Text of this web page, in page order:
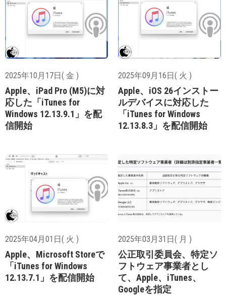
2025年10月17日( 金 )
Apple、iPad Pro (M5)に対
応した「iTunes for
Windows 12.13.9.1」を配
信開始
2025年09月16日( 火 )
Apple、iOS 26インストー
ルデバイスに対応した
「iTunes for Windows
12.13.8.3」を配信開始
2025年04月01日( 火 )
Apple、Microsoft Storeで
「iTunes for Windows
12.13.7.1」を配信開始
2025年03月31日( 月 )
公正取引委員会、特定ソ
フトウェア事業者とし
て、Apple、iTunes、
Googleを指定